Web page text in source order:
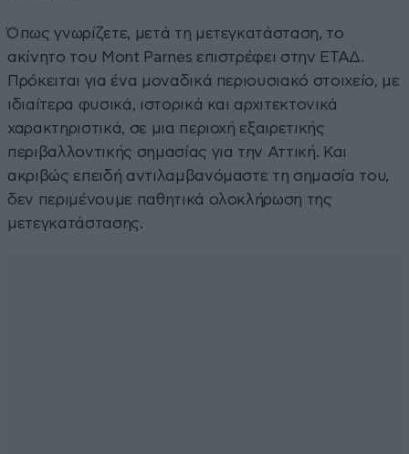
Όπως γνωρίζετε, μετά τη μετεγκατάσταση, το
ακίνητο του Mont Parnes επιστρέφει στην ΕΤΑΔ.
Πρόκειται για ένα μοναδικά περιουσιακό στοιχείο, με
ιδιαίτερα φυσικά, ιστορικά και αρχιτεκτονικά
χαρακτηριστικά, σε μια περιοχή εξαιρετικής
περιβαλλοντικής σημασίας για την Αττική. Και
ακριβώς επειδή αντιλαμβανόμαστε τη σημασία του,
δεν περιμένουμε παθητικά ολοκλήρωση της
μετεγκατάστασης.